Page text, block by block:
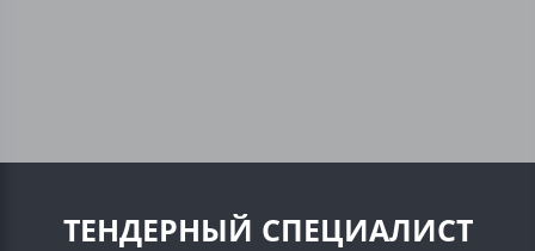
ТЕНДЕРНЫЙ СПЕЦИАЛИСТ